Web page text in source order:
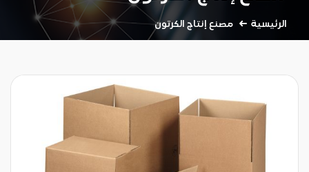
الرئيسية مصنع إنتاج الكرتون